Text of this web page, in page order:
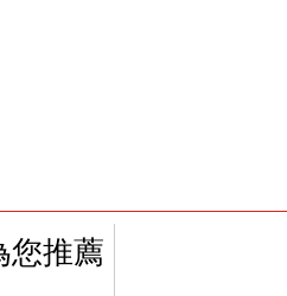
您推薦